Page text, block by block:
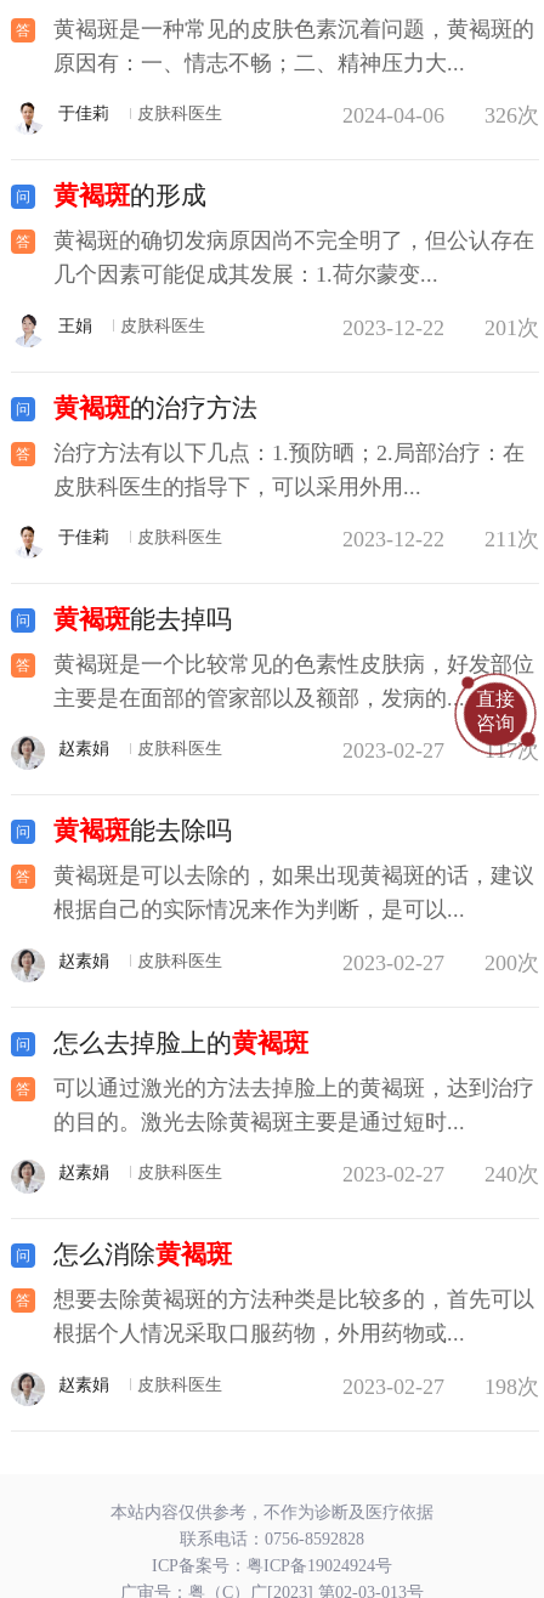
黄褐斑是一种常见的皮肤色素沉着问题，黄褐斑的
原因有：一、情志不畅；二、精神压力大...
于佳莉 皮肤科医生 2024-04-06 326次
黄褐斑的形成
黄褐斑的确切发病原因尚不完全明了，但公认存在
几个因素可能促成其发展：1.荷尔蒙变...
王娟 皮肤科医生 2023-12-22 201次
黄褐斑的治疗方法
治疗方法有以下几点：1.预防晒；2.局部治疗：在
皮肤科医生的指导下，可以采用外用...
于佳莉 皮肤科医生 2023-12-22 211次
黄褐斑能去掉吗
黄褐斑是一个比较常见的色素性皮肤病，好发部位
主要是在面部的管家部以及额部，发病的...
赵素娟 皮肤科医生 2023-02-27 117次
黄褐斑能去除吗
黄褐斑是可以去除的，如果出现黄褐斑的话，建议
根据自己的实际情况来作为判断，是可以...
赵素娟 皮肤科医生 2023-02-27 200次
怎么去掉脸上的黄褐斑
可以通过激光的方法去掉脸上的黄褐斑，达到治疗
的目的。激光去除黄褐斑主要是通过短时...
赵素娟 皮肤科医生 2023-02-27 240次
怎么消除黄褐斑
想要去除黄褐斑的方法种类是比较多的，首先可以
根据个人情况采取口服药物，外用药物或...
赵素娟 皮肤科医生 2023-02-27 198次
本站内容仅供参考，不作为诊断及医疗依据
联系电话： 0756-8592828
ICP备案号： 粤ICP备19024924号
广审号：粤（C）广[2023] 第02-03-013号
直接
咨询